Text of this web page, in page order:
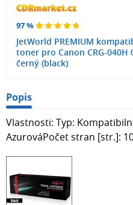
97 %
JetWorld PREMIUM
toner pro Canon CRG-040H
černý (black)
Popis
Vlastnosti: Typ:
AzurováPočet stran [str.]: